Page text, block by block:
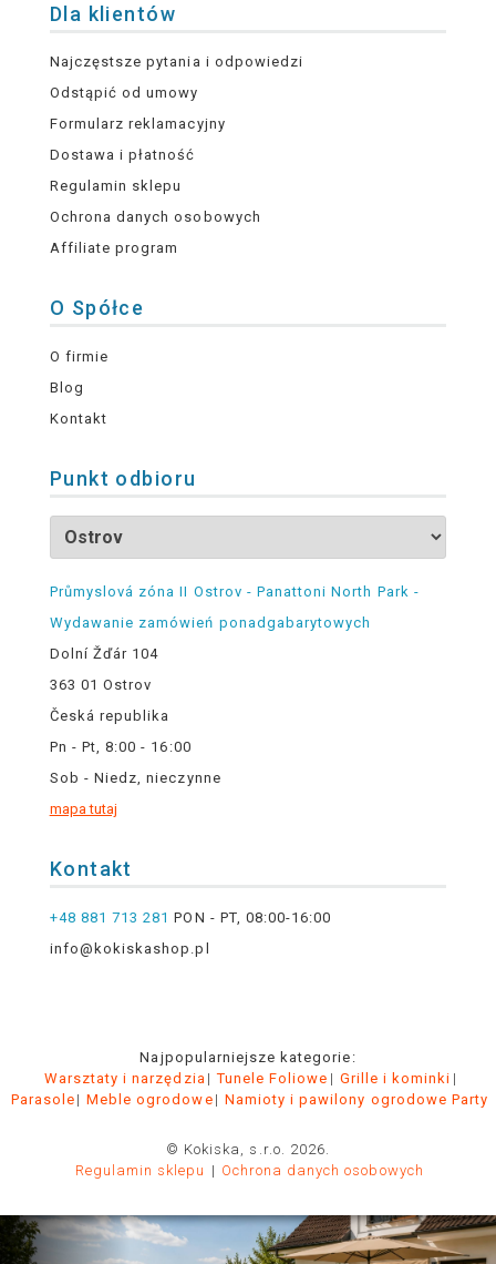
Dla klientów
Najczęstsze pytania i odpowiedzi
Odstąpić od umowy
Formularz reklamacyjny
Dostawa i płatność
Regulamin sklepu
Ochrona danych osobowych
Affiliate program
O Spółce
O firmie
Blog
Kontakt
Punkt odbioru
Průmyslová zóna II Ostrov - Panattoni North Park -
Wydawanie zamówień ponadgabarytowych
Dolní Žďár 104
363 01 Ostrov
Česká republika
Pn - Pt, 8:00 - 16:00
Sob - Niedz, nieczynne
mapa tutaj
Kontakt
+48 881 713 281 PON - PT, 08:00-16:00
info@kokiskashop.pl
Najpopularniejsze kategorie:
Warsztaty i narzędzia
Tunele Foliowe
Grille i kominki
Parasole
Meble ogrodowe Namioty i pawilony ogrodowe Party
© Kokiska, s.r.o. 2026.
Regulamin sklepu
Ochrona danych osobowych